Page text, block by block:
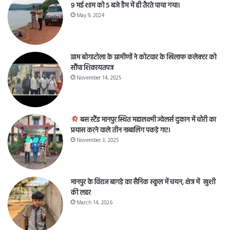
9 मई शाम को 5 बजे डैम में ही तैरते पाया गया।
May 9, 2024
ग्राम बोगाटोला के ग्रामीणों ने कोटवार के खिलाफ कलेक्टर को
सौंपा शिकायतपत्र
November 14, 2025
बस स्टैंड मानपुर स्थित महालक्ष्मी ज्वेलर्स दुकान में चोरी का
प्रयास करने वाले तीन नाबालिग पकड़े गए।
November 3, 2025
मानपुर के विराज बागड़े का सैनिक स्कूल में चयन, क्षेत्र में खुशी
की लहर
March 14, 2026